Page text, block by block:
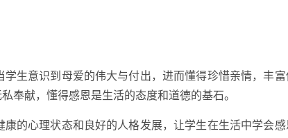
生意识到母爱的伟大与付出，进而懂得珍惜亲情，丰
奉献，懂得感恩是生活的态度和道德的基石。
的心理状态和良好的人格发展，让学生在生活中学会